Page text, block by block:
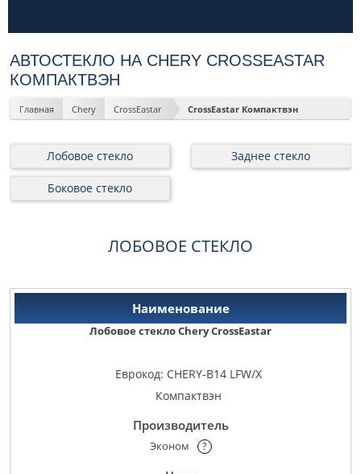
АВТОСТЕКЛО НА CHERY CROSSEASTAR
КОМПАКТВЭН
Главная Chery CrossEastar CrossEastar Компактвэн
Лобовое стекло Заднее стекло
Боковое стекло
ЛОБОВОЕ СТЕКЛО
Лобовое стекло Chery CrossEastar
Еврокод: CHERY-B14 LFW/X
Компактвэн
Эконом ?